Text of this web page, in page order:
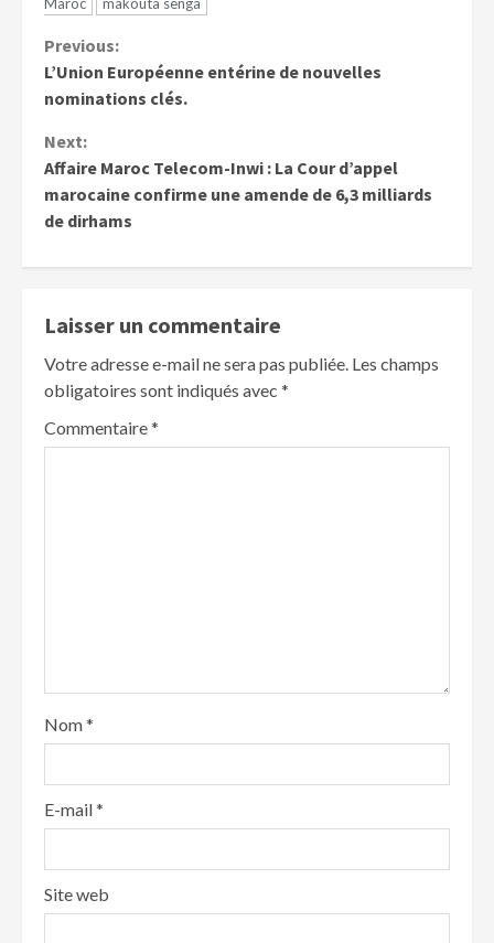
Previous:
L’Union Européenne entérine de nouvelles
nominations clés.
Next:
Affaire Maroc Telecom-Inwi : La Cour d’appel
marocaine confirme une amende de 6,3 milliards
de dirhams
Laisser un commentaire
Votre adresse e-mail ne sera pas publiée. Les champs
obligatoires sont indiqués avec *
Commentaire*
Nom*
E-mail*
Site web